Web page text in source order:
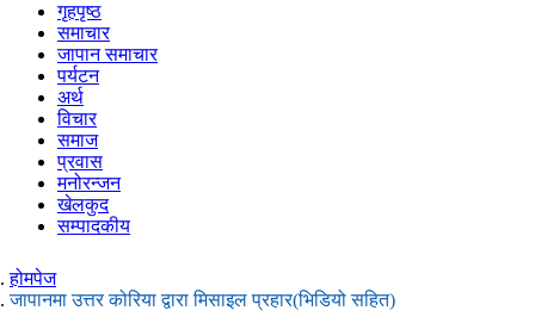
गृहपृष्ठ
समाचार
जापान समाचार
पर्यटन
अर्थ
विचार
समाज
प्रवास
मनोरन्जन
खेलकुद
सम्पादकीय
होमपेज
जापानमा उत्तर कोरिया द्वारा मिसाइल प्रहार(भिडियो सहित)